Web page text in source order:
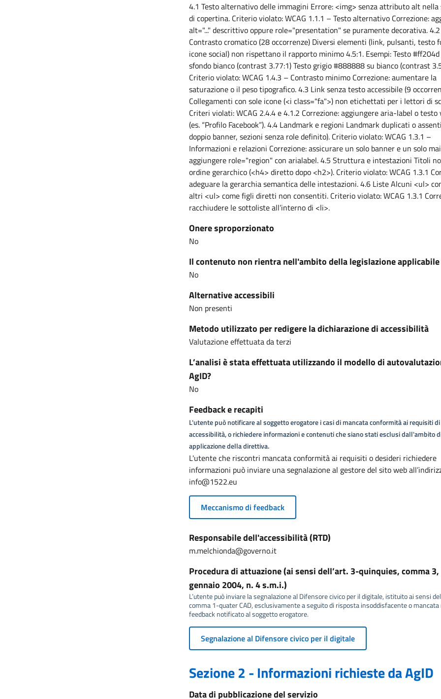
4.1 Testo alternativo delle immagini Errore: <img> senza attributo alt nella
di copertina. Criterio violato: WCAG 1.1.1 – Testo alternativo Correzione:
alt="..." descrittivo oppure role="presentation" se puramente decorativa. 4.2
Contrasto cromatico (28 occorrenze) Diversi elementi (link, pulsanti, testo
icone social) non rispettano il rapporto minimo 4.5:1. Esempi: Testo
sfondo bianco (contrast 3.77:1) Testo grigio #888888 su bianco (contrast
Criterio violato: WCAG 1.4.3 – Contrasto minimo Correzione: aumentare la
saturazione o il peso tipografico. 4.3 Link senza testo accessibile (9
Collegamenti con sole icone (<i class="fa">) non etichettati per i lettori di
Criteri violati: WCAG 2.4.4 e 4.1.2 Correzione: aggiungere aria-label o testo
(es. “Profilo Facebook”). 4.4 Landmark e regioni Landmark duplicati o
doppio banner, sezioni senza role definito). Criterio violato: WCAG 1.3.1 –
Informazioni e relazioni Correzione: assicurare un solo banner e un solo
aggiungere role="region" con arialabel. 4.5 Struttura e intestazioni Titoli
ordine gerarchico (<h4> diretto dopo <h2>). Criterio violato: WCAG 1.3.1
adeguare la gerarchia semantica delle intestazioni. 4.6 Liste Alcuni <ul>
altri <ul> come figli diretti non consentiti. Criterio violato: WCAG 1.3.1
racchiudere le sottoliste all’interno di <li>.
Onere sproporzionato
No
Il contenuto non rientra nell'ambito della legislazione applicabile
No
Alternative accessibili
Non presenti
Metodo utilizzato per redigere la dichiarazione di accessibilità
Valutazione effettuata da terzi
L’analisi è stata effettuata utilizzando il modello di
AgID?
No
Feedback e recapiti
L'utente può notificare al soggetto erogatore i casi di mancata conformità ai requisiti di
accessibilità, o richiedere informazioni e contenuti che siano stati esclusi dall'ambito
applicazione della direttiva.
L'utente che riscontri mancata conformità ai requisiti o desideri richiedere
informazioni può inviare una segnalazione al gestore del sito web
info@1522.eu
Meccanismo di feedback
Responsabile dell'accessibilità (RTD)
m.melchionda@governo.it
Procedura di attuazione (ai sensi dell’art. 3-quinquies, comma 3,
gennaio 2004, n. 4 s.m.i.)
L’utente può inviare la segnalazione al Difensore civico per il digitale, istituito ai sensi
comma 1-quater CAD, esclusivamente a seguito di risposta insoddisfacente o
feedback notificato al soggetto erogatore.
Segnalazione al Difensore civico per il digitale
Sezione 2 - Informazioni richieste da AgID
Data di pubblicazione del servizio